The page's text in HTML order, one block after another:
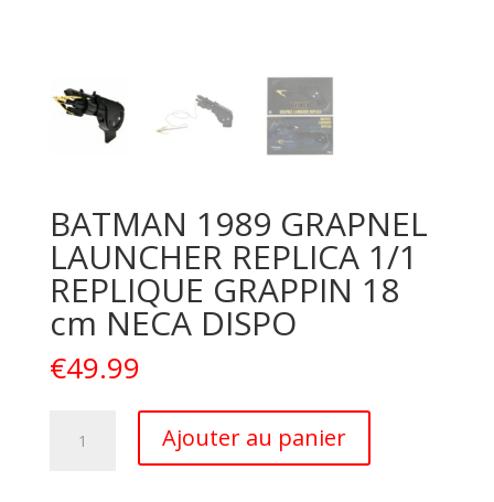
BATMAN 1989 GRAPNEL
LAUNCHER REPLICA 1/1
REPLIQUE GRAPPIN 18
cm NECA DISPO
€49.99
Ajouter au panier